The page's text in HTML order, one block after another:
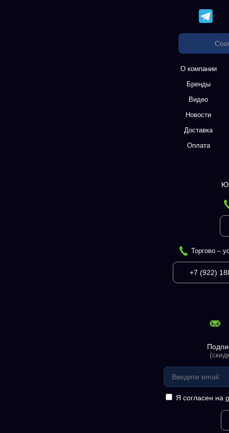
О компании
Бренды
Видео
Новости
Доставка
Оплата
Торгово –
+7 (922)
Я согласен на